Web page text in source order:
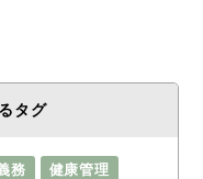
タグ
務 健康管理